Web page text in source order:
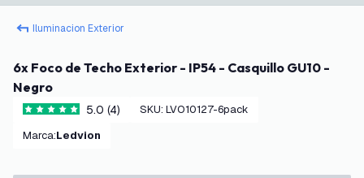
Iluminacion Exterior
6x Foco de Techo Exterior - IP54 - Casquillo GU10 -
Negro
5 estrellas de puntuación
5.0 (4) SKU: LVO10127-6pack
Marca: Ledvion